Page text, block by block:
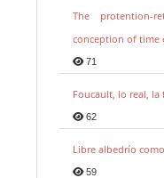
The protention-
conception of time
71
Foucault, lo real,
62
Libre albedrío
59